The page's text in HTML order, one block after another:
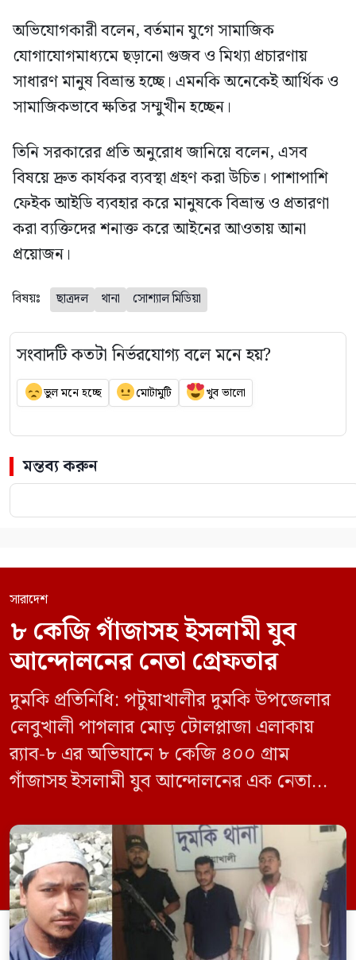
অভিযোগকারী বলেন, বর্তমান যুগে সামাজিক
যোগাযোগমাধ্যমে ছড়ানো গুজব ও মিথ্যা প্রচারণায়
সাধারণ মানুষ বিভ্রান্ত হচ্ছে। এমনকি অনেকেই আর্থিক ও
সামাজিকভাবে ক্ষতির সম্মুখীন হচ্ছেন।
তিনি সরকারের প্রতি অনুরোধ জানিয়ে বলেন, এসব
বিষয়ে দ্রুত কার্যকর ব্যবস্থা গ্রহণ করা উচিত। পাশাপাশি
ফেইক আইডি ব্যবহার করে মানুষকে বিভ্রান্ত ও প্রতারণা
করা ব্যক্তিদের শনাক্ত করে আইনের আওতায় আনা
প্রয়োজন।
বিষয়ঃ ছাত্রদল থানা সোশ্যাল মিডিয়া
সংবাদটি কতটা নির্ভরযোগ্য বলে মনে হয়?
ভুল মনে হচ্ছে মোটামুটি খুব ভালো
মন্তব্য করুন
সারাদেশ
৮ কেজি গাঁজাসহ ইসলামী যুব
আন্দোলনের নেতা গ্রেফতার
দুমকি প্রতিনিধি: পটুয়াখালীর দুমকি উপজেলার
লেবুখালী পাগলার মোড় টোলপ্লাজা এলাকায়
র‍্যাব-৮ এর অভিযানে ৮ কেজি ৪০০ গ্রাম
গাঁজাসহ ইসলামী যুব আন্দোলনের এক নেতাকে
ভিত্তিতে অভিযান চালিয়ে মাদক চক্রের আরও
এক সদস্যকে আটক করা হয়। র‍্যাব ও পুলিশ
সূত্রে জানা গেছে, শুক্রবার গোপন সংবাদের
ভিত্তিতে র‍্যাব-৮, সিপিসি-১ পটুয়াখালী ক্যাম্পের
[…]